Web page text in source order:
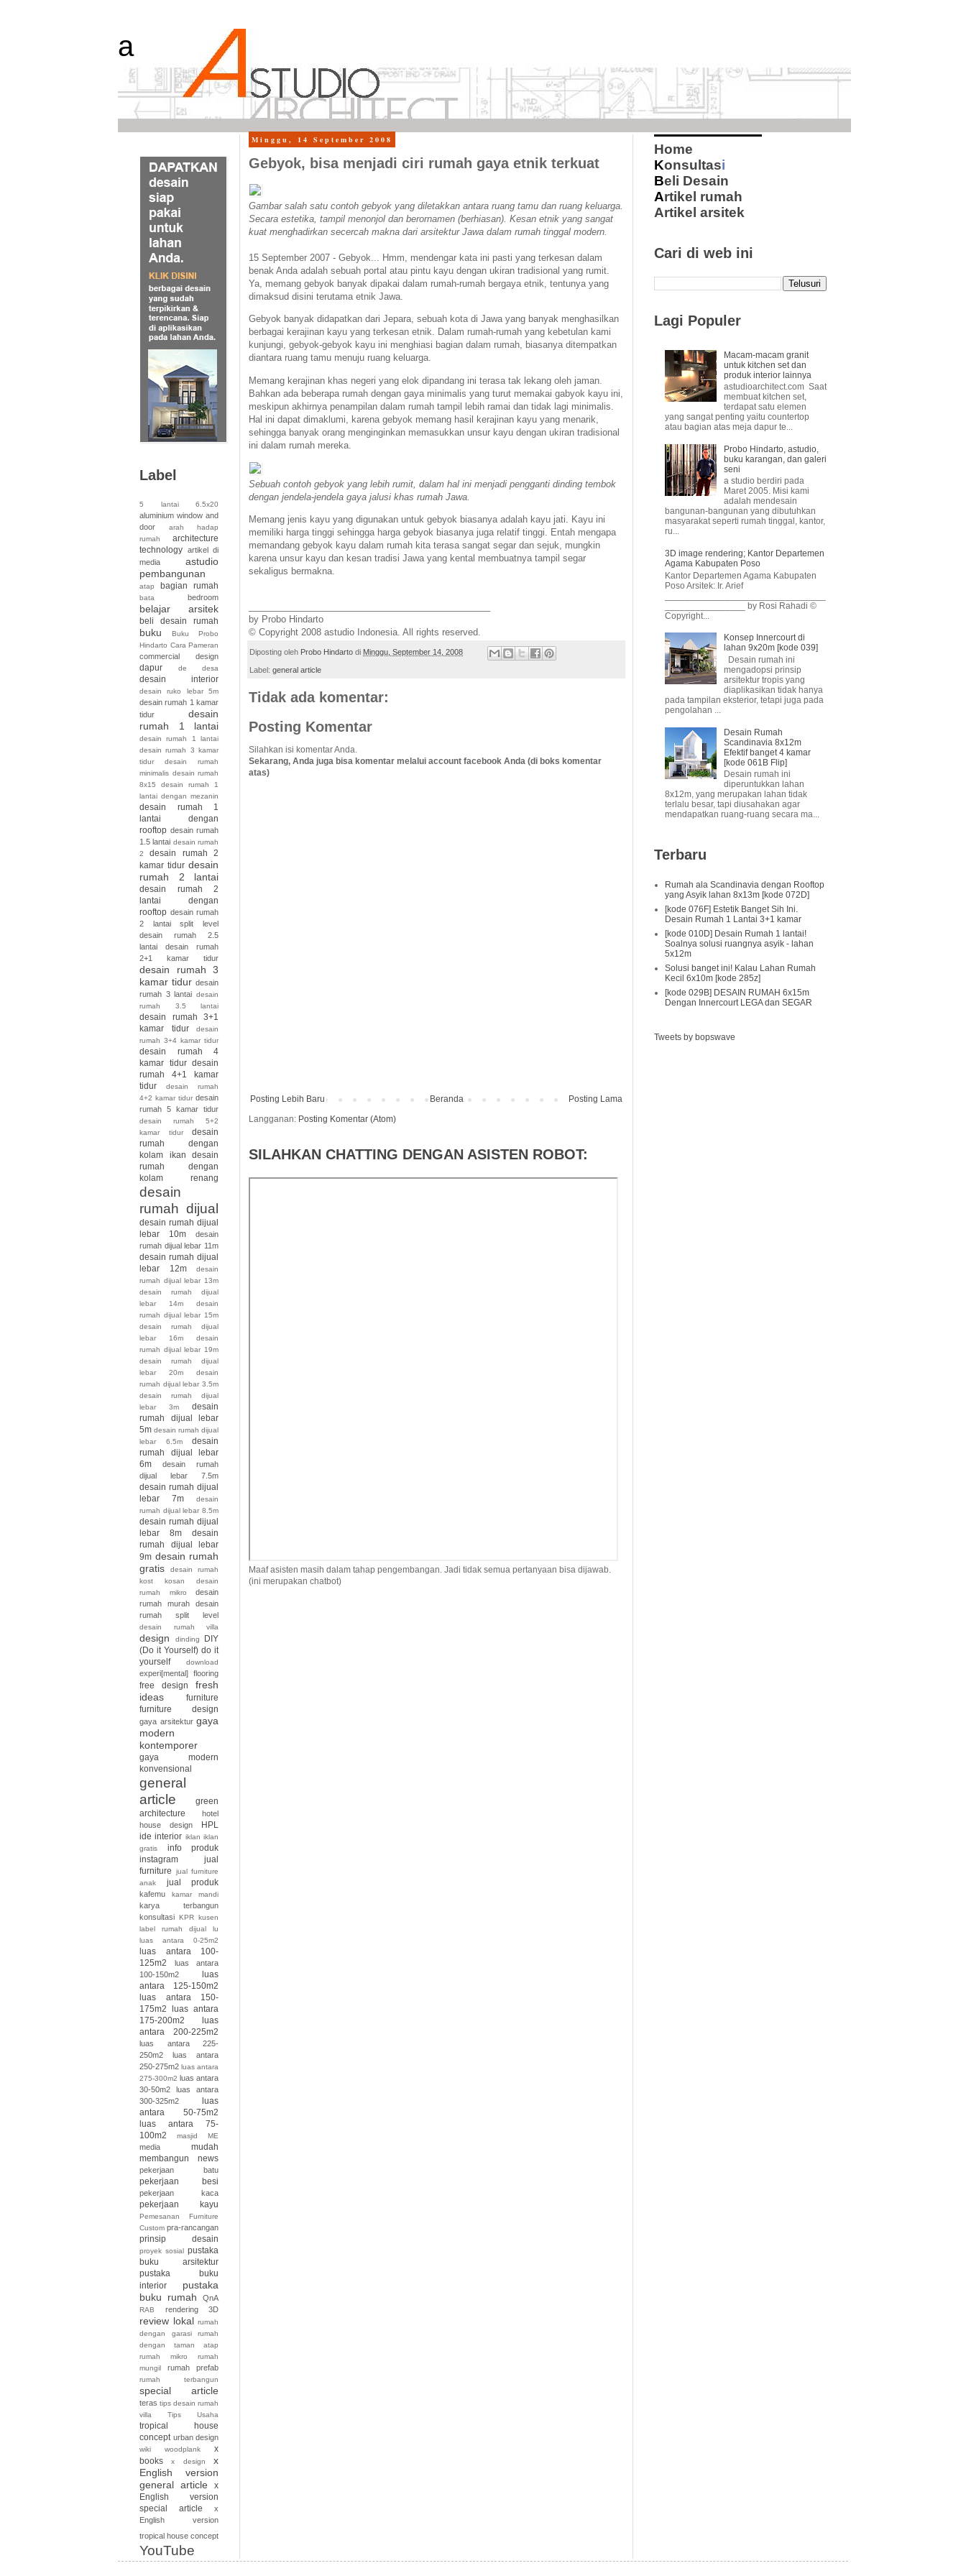
a
Minggu, 14 September 2008
Gebyok, bisa menjadi ciri rumah gaya etnik terkuat
Gambar salah satu contoh gebyok yang diletakkan antara ruang tamu dan ruang keluarga.
Secara estetika, tampil menonjol dan berornamen (berhiasan). Kesan etnik yang sangat
kuat menghadirkan secercah makna dari arsitektur Jawa dalam rumah tinggal modern.
15 September 2007 - Gebyok... Hmm, mendengar kata ini pasti yang terkesan dalam
benak Anda adalah sebuah portal atau pintu kayu dengan ukiran tradisional yang rumit.
Ya, memang gebyok banyak dipakai dalam rumah-rumah bergaya etnik, tentunya yang
dimaksud disini terutama etnik Jawa.
Gebyok banyak didapatkan dari Jepara, sebuah kota di Jawa yang banyak menghasilkan
berbagai kerajinan kayu yang terkesan etnik. Dalam rumah-rumah yang kebetulan kami
kunjungi, gebyok-gebyok kayu ini menghiasi bagian dalam rumah, biasanya ditempatkan
diantara ruang tamu menuju ruang keluarga.
Memang kerajinan khas negeri yang elok dipandang ini terasa tak lekang oleh jaman.
Bahkan ada beberapa rumah dengan gaya minimalis yang turut memakai gabyok kayu ini,
meskipun akhirnya penampilan dalam rumah tampil lebih ramai dan tidak lagi minimalis.
Hal ini dapat dimaklumi, karena gebyok memang hasil kerajinan kayu yang menarik,
sehingga banyak orang menginginkan memasukkan unsur kayu dengan ukiran tradisional
ini dalam rumah mereka.
Sebuah contoh gebyok yang lebih rumit, dalam hal ini menjadi pengganti dinding tembok
dengan jendela-jendela gaya jalusi khas rumah Jawa.
Memang jenis kayu yang digunakan untuk gebyok biasanya adalah kayu jati. Kayu ini
memiliki harga tinggi sehingga harga gebyok biasanya juga relatif tinggi. Entah mengapa
memandang gebyok kayu dalam rumah kita terasa sangat segar dan sejuk, mungkin
karena unsur kayu dan kesan tradisi Jawa yang kental membuatnya tampil segar
sekaligus bermakna.
by Probo Hindarto
© Copyright 2008 astudio Indonesia. All rights reserved.
Diposting oleh Probo Hindarto di Minggu, September 14, 2008
Label: general article
Tidak ada komentar:
Posting Komentar
Silahkan isi komentar Anda.
Sekarang, Anda juga bisa komentar melalui account facebook Anda (di boks komentar
atas)
Posting Lebih Baru Posting Lama
Beranda
Langganan: Posting Komentar (Atom)
SILAHKAN CHATTING DENGAN ASISTEN ROBOT:
Maaf asisten masih dalam tahap pengembangan. Jadi tidak semua pertanyaan bisa dijawab.
(ini merupakan chatbot)
Label
5 lantai 6.5x20
aluminium window and
door
arah hadap
rumah
architecture
technology artikel di
media
astudio
pembangunan
atap bagian rumah
bata bedroom
belajar arsitek
beli desain rumah
buku
Buku Probo
Hindarto Cara Pameran
commercial design
dapur de desa
desain interior
desain ruko lebar 5m
desain rumah 1 kamar
tidur
desain
rumah 1 lantai
desain rumah 1 lantai
desain rumah 3 kamar
tidur desain rumah
minimalis desain rumah
8x15
desain rumah 1
lantai dengan mezanin
desain rumah 1
lantai dengan
rooftop desain rumah
1.5 lantai desain rumah
2
desain rumah 2
kamar tidur desain
rumah 2 lantai
desain rumah 2
lantai dengan
rooftop desain rumah
2 lantai split level
desain rumah 2.5
lantai
desain rumah
2+1 kamar tidur
desain rumah 3
kamar tidur desain
rumah 3 lantai desain
rumah 3.5 lantai
desain rumah 3+1
kamar tidur
desain
rumah 3+4 kamar tidur
desain rumah 4
kamar tidur desain
rumah 4+1 kamar
tidur
desain rumah
4+2 kamar tidur desain
rumah 5 kamar tidur
desain rumah 5+2
kamar tidur
desain
rumah dengan
kolam ikan
desain
rumah dengan
kolam renang
desain
rumah dijual
desain rumah dijual
lebar 10m
desain
rumah dijual lebar 11m
desain rumah dijual
lebar 12m
desain
rumah dijual lebar 13m
desain rumah dijual
lebar 14m
desain
rumah dijual lebar 15m
desain rumah dijual
lebar 16m
desain
rumah dijual lebar 19m
desain rumah dijual
lebar 20m
desain
rumah dijual lebar 3.5m
desain rumah dijual
lebar 3m
desain
rumah dijual lebar
5m desain rumah dijual
lebar 6.5m
desain
rumah dijual lebar
6m
desain rumah
dijual lebar 7.5m
desain rumah dijual
lebar 7m
desain
rumah dijual lebar 8.5m
desain rumah dijual
lebar 8m
desain
rumah dijual lebar
9m desain rumah
gratis
desain rumah
kost kosan
desain
rumah mikro
desain
rumah murah
desain
rumah split level
desain rumah villa
design dinding
DIY
(Do it Yourself) do it
yourself
download
experi[mental] flooring
free design
fresh
ideas
furniture
furniture design
gaya arsitektur gaya
modern
kontemporer
gaya modern
konvensional
general
article
green
architecture
hotel
house design
HPL
ide interior iklan iklan
gratis
info produk
instagram
jual
furniture
jual furniture
anak
jual produk
kafemu kamar mandi
karya terbangun
konsultasi KPR kusen
label rumah dijual
lu
luas antara 0-25m2
luas antara 100-
125m2
luas antara
100-150m2
luas
antara 125-150m2
luas antara 150-
175m2
luas antara
175-200m2
luas
antara 200-225m2
luas antara 225-
250m2
luas antara
250-275m2 luas antara
275-300m2 luas antara
30-50m2
luas antara
300-325m2
luas
antara 50-75m2
luas antara 75-
100m2
masjid ME
media
mudah
membangun
news
pekerjaan batu
pekerjaan besi
pekerjaan kaca
pekerjaan kayu
Pemesanan Furniture
Custom pra-rancangan
prinsip desain
proyek sosial pustaka
buku arsitektur
pustaka buku
interior
pustaka
buku rumah
QnA
RAB rendering 3D
review lokal rumah
dengan garasi
rumah
dengan taman atap
rumah mikro
rumah
mungil
rumah prefab
rumah terbangun
special article
teras tips desain rumah
villa
Tips Usaha
tropical house
concept urban design
wiki woodplank
x
books
x design
x
English version
general article
x
English version
special article
x
English version
tropical house concept
YouTube
Home
Konsultasi
Beli Desain
Artikel rumah
Artikel arsitek
Cari di web ini
Lagi Populer
Macam-macam granit
untuk kitchen set dan
produk interior lainnya
astudioarchitect.com Saat
membuat kitchen set,
terdapat satu elemen
yang sangat penting yaitu countertop
atau bagian atas meja dapur te...
Probo Hindarto, astudio,
buku karangan, dan galeri
seni
a studio berdiri pada
Maret 2005. Misi kami
adalah mendesain
bangunan-bangunan yang dibutuhkan
masyarakat seperti rumah tinggal, kantor,
ru...
3D image rendering; Kantor Departemen
Agama Kabupaten Poso
Kantor Departemen Agama Kabupaten
Poso Arsitek: Ir. Arief
________________ by Rosi Rahadi ©
Copyright...
Konsep Innercourt di
lahan 9x20m [kode 039]
Desain rumah ini
mengadopsi prinsip
arsitektur tropis yang
diaplikasikan tidak hanya
pada tampilan eksterior, tetapi juga pada
pengolahan ...
Desain Rumah
Scandinavia 8x12m
Efektif banget 4 kamar
[kode 061B Flip]
Desain rumah ini
diperuntukkan lahan
8x12m, yang merupakan lahan tidak
terlalu besar, tapi diusahakan agar
mendapatkan ruang-ruang secara ma...
Terbaru
Rumah ala Scandinavia dengan Rooftop
yang Asyik lahan 8x13m [kode 072D]
[kode 076F] Estetik Banget Sih Ini.
Desain Rumah 1 Lantai 3+1 kamar
[kode 010D] Desain Rumah 1 lantai!
Soalnya solusi ruangnya asyik - lahan
5x12m
Solusi banget ini! Kalau Lahan Rumah
Kecil 6x10m [kode 285z]
[kode 029B] DESAIN RUMAH 6x15m
Dengan Innercourt LEGA dan SEGAR
Tweets by bopswave